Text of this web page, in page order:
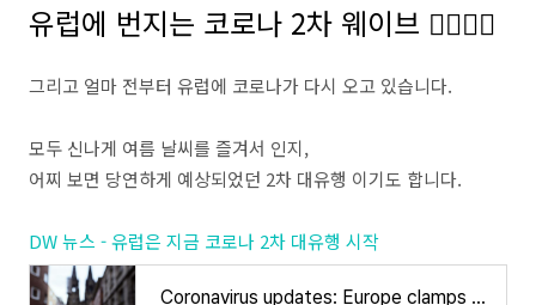
유럽에 번지는 코로나 2차 웨이브 🤷‍♀️🤷‍♂️
그리고 얼마 전부터 유럽에 코로나가 다시 오고 있습니다.
모두 신나게 여름 날씨를 즐겨서 인지,
어찌 보면 당연하게 예상되었던 2차 대유행 이기도 합니다.
DW 뉴스 - 유럽은 지금 코로나 2차 대유행 시작
Coronavirus updates: Europe clamps down as second wave hits home | DW | 15.10.2020